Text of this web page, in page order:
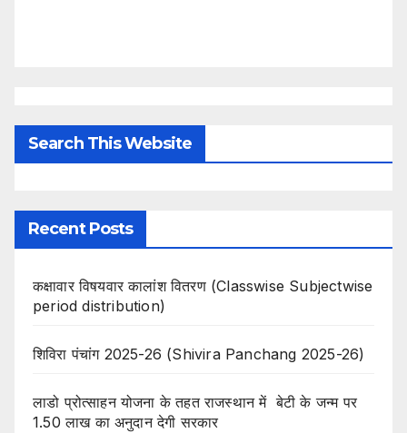
Search This Website
Recent Posts
कक्षावार विषयवार कालांश वितरण (Classwise Subjectwise
period distribution)
शिविरा पंचांग 2025-26 (Shivira Panchang 2025-26)
लाडो प्रोत्साहन योजना के तहत राजस्थान में बेटी के जन्म पर
1.50 लाख का अनुदान देगी सरकार